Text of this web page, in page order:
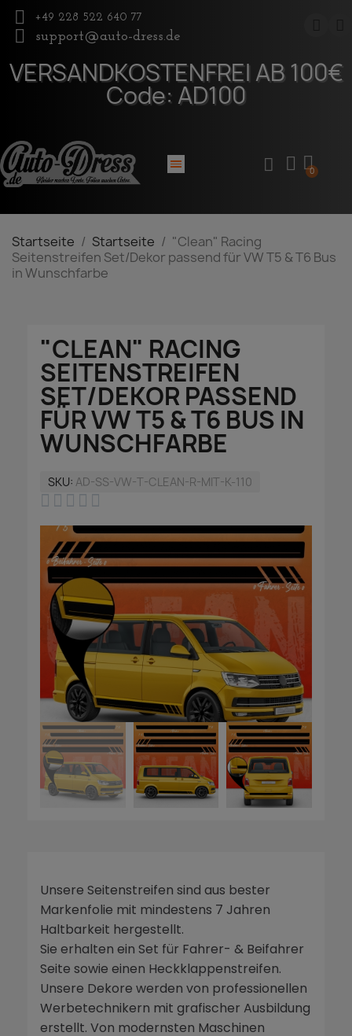
+49 228 522 640 77
support@auto-dress.de
VERSANDKOSTENFREI AB 100€
Code: AD100
Startseite Startseite
"Clean" Racing
Seitenstreifen Set/Dekor passend für VW T5 & T6 Bus
in Wunschfarbe
"CLEAN" RACING
SEITENSTREIFEN
SET/DEKOR PASSEND
FÜR VW T5 & T6 BUS IN
WUNSCHFARBE
SKU AD-SS-VW-T-CLEAN-R-MIT-K-110
    
Unsere Seitenstreifen sind aus bester
Markenfolie mit mindestens 7 Jahren
Haltbarkeit hergestellt.
Sie erhalten ein Set für Fahrer- & Beifahrer
Seite sowie einen Heckklappenstreifen.
Unsere Dekore werden von professionellen
Werbetechnikern mit grafischer Ausbildung
erstellt. Von modernsten Maschinen